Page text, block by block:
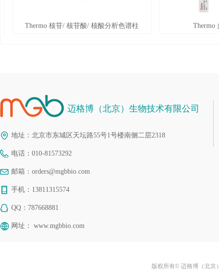
Thermo 核苷/ 核苷酸/ 核酸分析色谱柱 Thermo
迈格博（北京）生物技术有限公司
地址： 北京市东城区天坛路55号1号楼南侧二层2318
电话： 010-81573292
邮箱： orders@mgbbio.com
手机： 13811315574
QQ： 787668881
网址： www.mgbbio.com
版权所有© 迈格博（北京